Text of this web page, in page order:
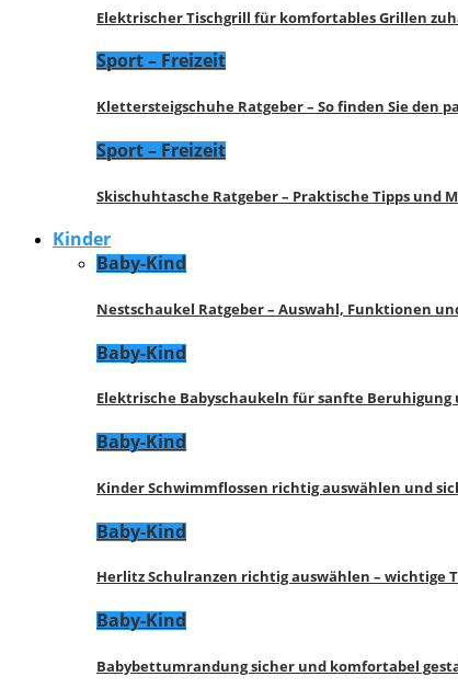
Elektrischer Tischgrill für komfortables Grillen
Sport – Freizeit
Klettersteigschuhe Ratgeber – So finden Sie den
Sport – Freizeit
Skischuhtasche Ratgeber – Praktische Tipps und
Kinder
Baby-Kind
Nestschaukel Ratgeber – Auswahl, Funktionen
Baby-Kind
Elektrische Babyschaukeln für sanfte
Baby-Kind
Kinder Schwimmflossen richtig auswählen und
Baby-Kind
Herlitz Schulranzen richtig auswählen – wichtige
Baby-Kind
Babybettumrandung sicher und komfortabel